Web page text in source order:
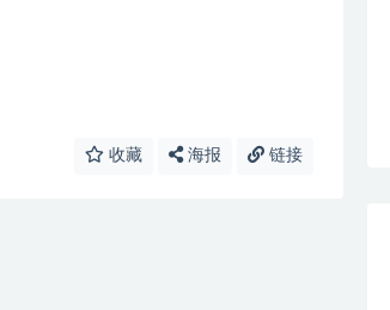
收藏 海报 链接